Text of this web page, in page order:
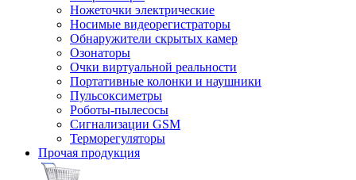
Ножеточки электрические
Носимые видеорегистраторы
Обнаружители скрытых камер
Озонаторы
Очки виртуальной реальности
Портативные колонки и наушники
Пульсоксиметры
Роботы-пылесосы
Сигнализации GSM
Терморегуляторы
Прочая продукция